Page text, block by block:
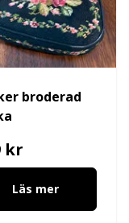
broderad
kr
Läs mer